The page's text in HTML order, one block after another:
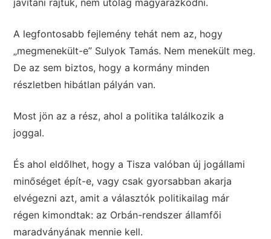
javítani rajtuk, nem utólag magyarázkodni.
A legfontosabb fejlemény tehát nem az, hogy
„megmenekült-e” Sulyok Tamás. Nem menekült meg.
De az sem biztos, hogy a kormány minden
részletben hibátlan pályán van.
Most jön az a rész, ahol a politika találkozik a
joggal.
És ahol eldőlhet, hogy a Tisza valóban új jogállami
minőséget épít-e, vagy csak gyorsabban akarja
elvégezni azt, amit a választók politikailag már
régen kimondtak: az Orbán-rendszer államfői
maradványának mennie kell.